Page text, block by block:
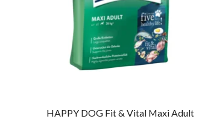
HAPPY DOG Fit & Vital Maxi Adult